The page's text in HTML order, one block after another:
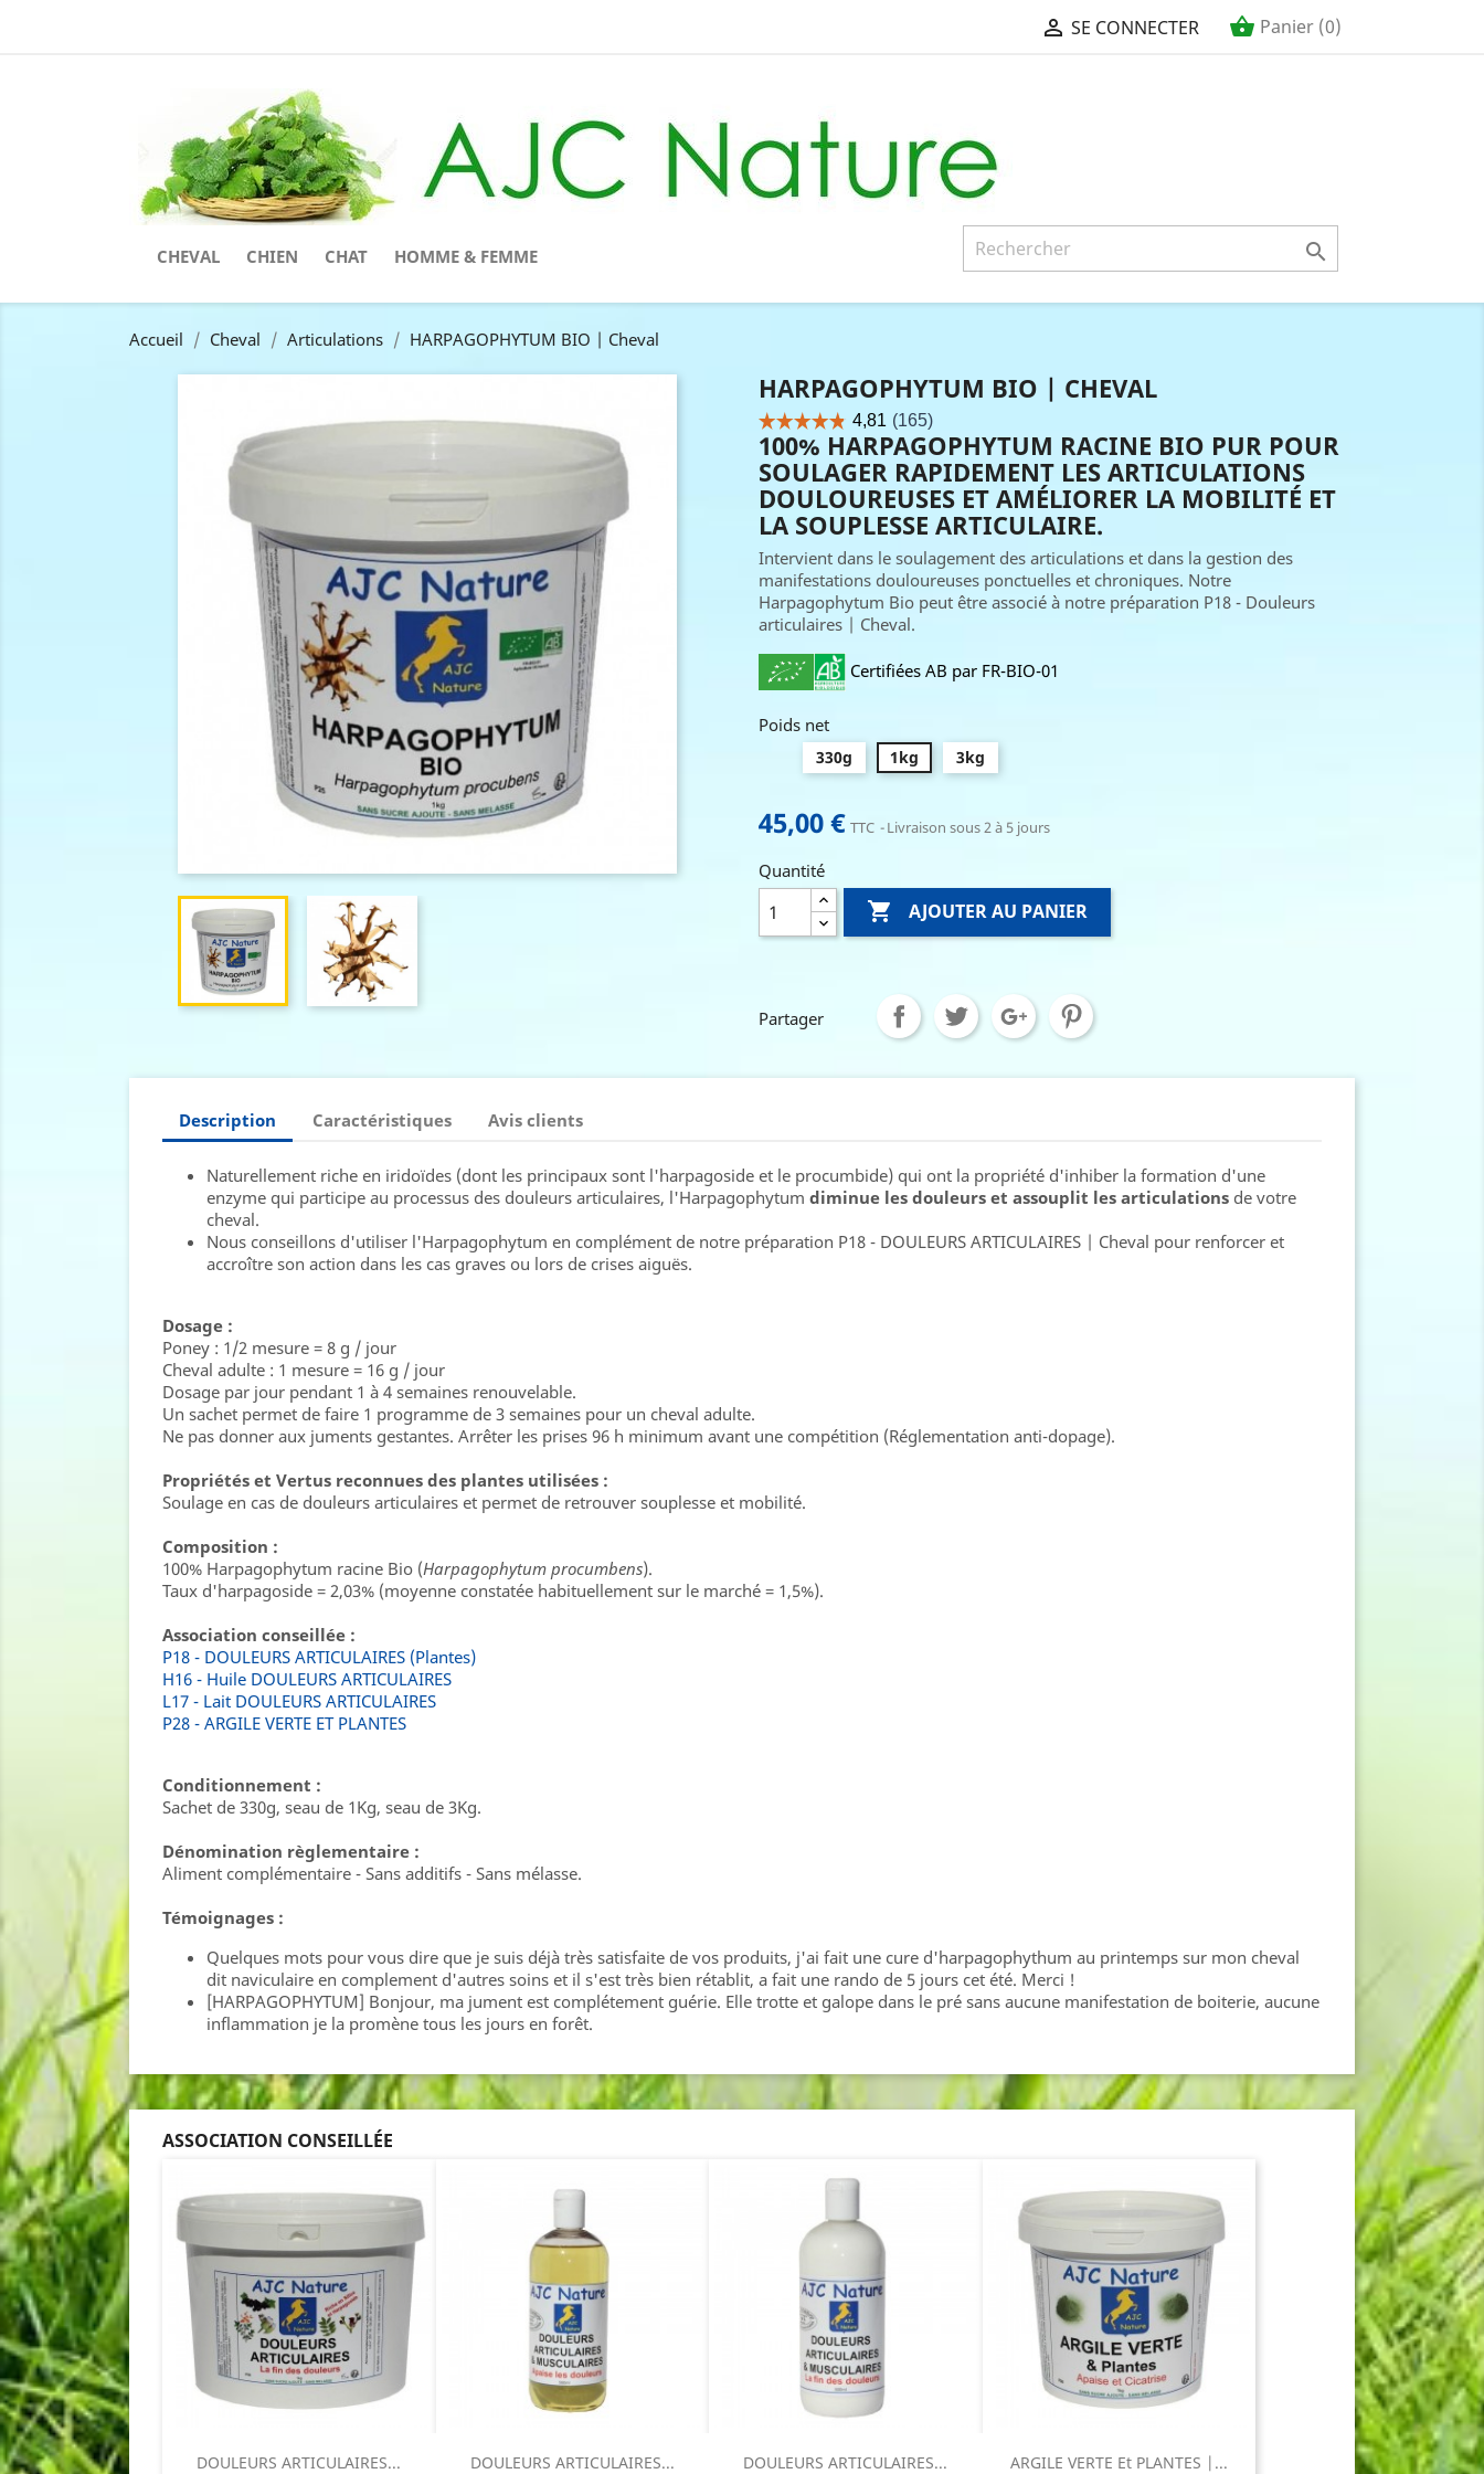
 SE CONNECTER shopping_basket Panier (0)
CHEVAL CHIEN CHAT HOMME & FEMME 
Accueil Cheval Articulations HARPAGOPHYTUM BIO | Cheval
HARPAGOPHYTUM BIO | CHEVAL
100% HARPAGOPHYTUM RACINE BIO PUR POUR
SOULAGER RAPIDEMENT LES ARTICULATIONS
DOULOUREUSES ET AMÉLIORER LA MOBILITÉ ET
LA SOUPLESSE ARTICULAIRE.
Intervient dans le soulagement des articulations et dans la gestion des
manifestations douloureuses ponctuelles et chroniques. Notre
Harpagophytum Bio peut être associé à notre préparation P18 - Douleurs
articulaires | Cheval.
Certifiées AB par FR-BIO-01
Poids net
330g 1kg 3kg
45,00 € TTC Livraison sous 2 à 5 jours
Quantité
 AJOUTER AU PANIER
Partager
Description Caractéristiques Avis clients
Naturellement riche en iridoïdes (dont les principaux sont l'harpagoside et le procumbide) qui ont la propriété d'inhiber la formation d'une
enzyme qui participe au processus des douleurs articulaires, l'Harpagophytum diminue les douleurs et assouplit les articulations de votre
cheval.
Nous conseillons d'utiliser l'Harpagophytum en complément de notre préparation P18 - DOULEURS ARTICULAIRES | Cheval pour renforcer et
accroître son action dans les cas graves ou lors de crises aiguës.
Dosage :
Poney : 1/2 mesure = 8 g / jour
Cheval adulte : 1 mesure = 16 g / jour
Dosage par jour pendant 1 à 4 semaines renouvelable.
Un sachet permet de faire 1 programme de 3 semaines pour un cheval adulte.
Ne pas donner aux juments gestantes. Arrêter les prises 96 h minimum avant une compétition (Réglementation anti-dopage).
Propriétés et Vertus reconnues des plantes utilisées :
Soulage en cas de douleurs articulaires et permet de retrouver souplesse et mobilité.
Composition :
100% Harpagophytum racine Bio (Harpagophytum procumbens).
Taux d'harpagoside = 2,03% (moyenne constatée habituellement sur le marché = 1,5%).
Association conseillée :
P18 - DOULEURS ARTICULAIRES (Plantes)
H16 - Huile DOULEURS ARTICULAIRES
L17 - Lait DOULEURS ARTICULAIRES
P28 - ARGILE VERTE ET PLANTES
Conditionnement :
Sachet de 330g, seau de 1Kg, seau de 3Kg.
Dénomination règlementaire :
Aliment complémentaire - Sans additifs - Sans mélasse.
Témoignages :
Quelques mots pour vous dire que je suis déjà très satisfaite de vos produits, j'ai fait une cure d'harpagophythum au printemps sur mon cheval
dit naviculaire en complement d'autres soins et il s'est très bien rétablit, a fait une rando de 5 jours cet été. Merci !
[HARPAGOPHYTUM] Bonjour, ma jument est complétement guérie. Elle trotte et galope dans le pré sans aucune manifestation de boiterie, aucune
inflammation je la promène tous les jours en forêt.
ASSOCIATION CONSEILLÉE
DOULEURS ARTICULAIRES... DOULEURS ARTICULAIRES... DOULEURS ARTICULAIRES... ARGILE VERTE Et PLANTES |...